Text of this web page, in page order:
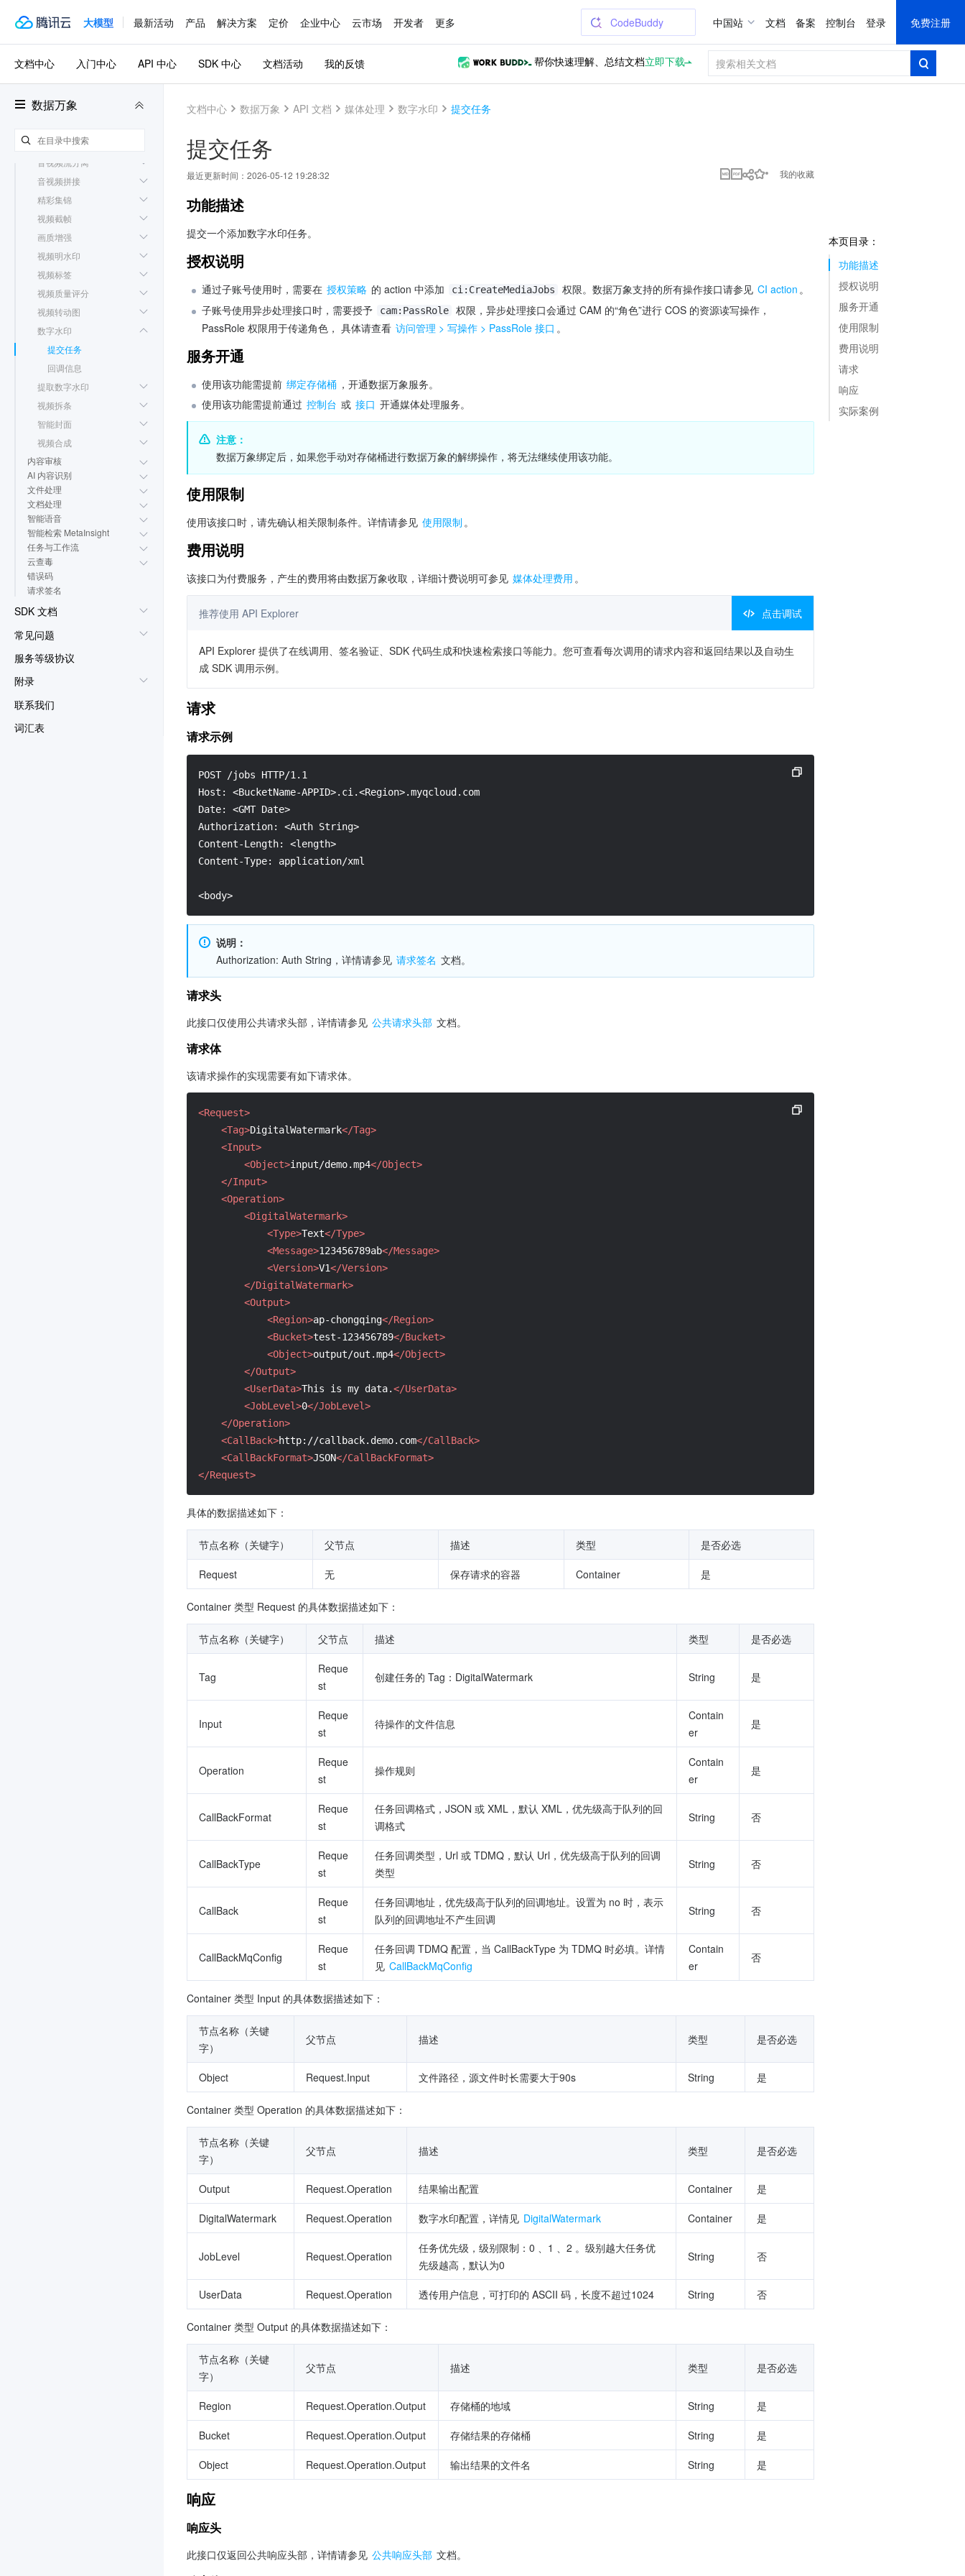
大模型 最新活动 产品 解决方案 定价 企业中心 云市场 开发者 更多 CodeBuddy 中国站 文档 备案 控制台 登录 免费注册
数据万象
视频 DNA
闲时转码
段）
音视频流分离
音视频拼接
精彩集锦
视频截帧
画质增强
视频明水印
视频标签
视频质量评分
视频转动图
数字水印
提交任务
回调信息
提取数字水印
视频拆条
智能封面
视频合成
内容审核
AI 内容识别
文件处理
文档处理
智能语音
智能检索 MetaInsight
任务与工作流
云查毒
错误码
请求签名
SDK 文档
常见问题
服务等级协议
附录
联系我们
词汇表
文档中心 入门中心 API 中心 SDK 中心 文档活动 我的反馈 帮你快速理解、总结文档立即下载
文档中心 数据万象 API 文档 媒体处理 数字水印 提交任务
提交任务
最近更新时间： 2026-05-12 19:28:32 我的收藏
本页目录：
功能描述
授权说明
服务开通
使用限制
费用说明
请求
响应
实际案例
功能描述
提交一个添加数字水印任务。
授权说明
通过子账号使用时，需要在 授权策略 的 action 中添加 ci:CreateMediaJobs 权限。数据万象支持的所有操作接口请参见 CI action 。
子账号使用异步处理接口时，需要授予
cam:PassRole
权限，异步处理接口会通过 CAM 的“角色”进行 COS 的资源读写操作，
PassRole 权限用于传递角色， 具体请查看 访问管理 > 写操作 > PassRole 接口 。
服务开通
使用该功能需提前 绑定存储桶 ，开通数据万象服务。
使用该功能需提前通过 控制台 或 接口 开通媒体处理服务。
注意：
数据万象绑定后，如果您手动对存储桶进行数据万象的解绑操作，将无法继续使用该功能。
使用限制
使用该接口时，请先确认相关限制条件。详情请参见 使用限制 。
费用说明
该接口为付费服务，产生的费用将由数据万象收取，详细计费说明可参见 媒体处理费用 。
请求
请求示例
POST /jobs HTTP/1.1
Host: <BucketName-APPID>.ci.<Region>.myqcloud.com
Date: <GMT Date>
Authorization: <Auth String>
Content-Length: <length>
Content-Type: application/xml
<body>
说明：
Authorization: Auth String，详情请参见 请求签名 文档。
请求头
此接口仅使用公共请求头部，详情请参见 公共请求头部 文档。
请求体
该请求操作的实现需要有如下请求体。
<Request>
<Tag>DigitalWatermark</Tag>
<Input>
<Object>input/demo.mp4</Object>
</Input>
<Operation>
<DigitalWatermark>
<Type>Text</Type>
<Message>123456789ab</Message>
<Version>V1</Version>
</DigitalWatermark>
<Output>
<Region>ap-chongqing</Region>
<Bucket>test-123456789</Bucket>
<Object>output/out.mp4</Object>
</Output>
<UserData>This is my data.</UserData>
<JobLevel>0</JobLevel>
</Operation>
<CallBack>http://callback.demo.com</CallBack>
<CallBackFormat>JSON</CallBackFormat>
</Request>
具体的数据描述如下：
节点名称（关键字） 父节点 描述 类型 是否必选
Request 无 保存请求的容器 Container 是
Container 类型 Request 的具体数据描述如下：
节点名称（关键字） 父节点 描述 类型 是否必选
Tag
Reque
st
创建任务的 Tag：DigitalWatermark String 是
Input
Reque
st
待操作的文件信息
Contain
er
是
Operation
Reque
st
操作规则
Contain
er
是
CallBackFormat
Reque
st
任务回调格式，JSON 或 XML，默认 XML，优先级高于队列的回
调格式
String 否
CallBackType
Reque
st
任务回调类型，Url 或 TDMQ，默认 Url，优先级高于队列的回调
类型
String 否
CallBack
Reque
st
任务回调地址，优先级高于队列的回调地址。设置为 no 时，表示
队列的回调地址不产生回调
String 否
CallBackMqConfig
Reque
st
任务回调 TDMQ 配置，当 CallBackType 为 TDMQ 时必填。详情
见 CallBackMqConfig
Contain
er
否
Container 类型 Input 的具体数据描述如下：
节点名称（关键
字）
父节点 描述 类型 是否必选
Object Request.Input 文件路径，源文件时长需要大于90s String 是
Container 类型 Operation 的具体数据描述如下：
节点名称（关键
字）
父节点 描述 类型 是否必选
Output Request.Operation 结果输出配置 Container 是
DigitalWatermark Request.Operation 数字水印配置，详情见 DigitalWatermark Container 是
JobLevel Request.Operation
任务优先级，级别限制：0 、1 、2 。级别越大任务优
先级越高，默认为0
String 否
UserData Request.Operation 透传用户信息，可打印的 ASCII 码，长度不超过1024 String 否
Container 类型 Output 的具体数据描述如下：
节点名称（关键
字）
父节点 描述 类型 是否必选
Region Request.Operation.Output 存储桶的地域 String 是
Bucket Request.Operation.Output 存储结果的存储桶 String 是
Object Request.Operation.Output 输出结果的文件名 String 是
响应
响应头
此接口仅返回公共响应头部，详情请参见 公共响应头部 文档。